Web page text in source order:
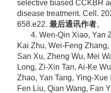
selective biased CCKBR
disease treatment. Cell.
658.e22. 最后通讯作者。
4. Wen-Qin Xiao, Yan
Kai Zhu, Wei-Feng
San Xu, Zheng Wu, Mei
Long, Zi-Xin Tan, Ai-Ke
Zhao, Yan Tang, Ying-
Fen Liu, Qian Wang, Fan